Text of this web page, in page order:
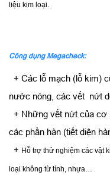
liệu kim loại.
Công dụng Megacheck:
+ Các lỗ mạch (lỗ kim)
nước nóng, các vết nứt
+ Những vết nứt của
các phần hàn (tiết diện
+ Hỗ trợ thử nghiệm các vật
loại không từ tính, nhựa…